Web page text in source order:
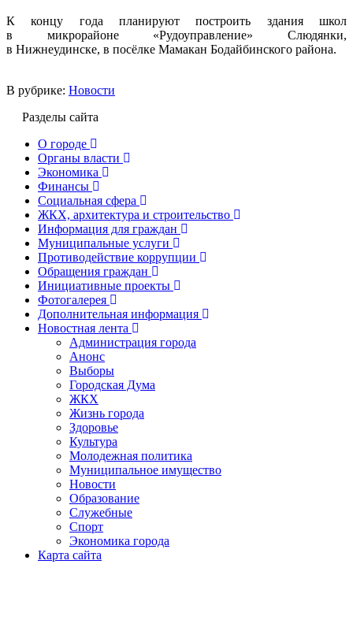
К концу года планируют построить здания школ
в микрорайоне «Рудоуправление» Слюдянки,
в Нижнеудинске, в посёлке Мамакан Бодайбинского района.
В рубрике: Новости
Разделы сайта
О городе
Органы власти
Экономика
Финансы
Социальная сфера
ЖКХ, архитектура и строительство
Информация для граждан
Муниципальные услуги
Противодействие коррупции
Обращения граждан
Инициативные проекты
Фотогалерея
Дополнительная информация
Новостная лента
Администрация города
Анонс
Выборы
Городская Дума
ЖКХ
Жизнь города
Здоровье
Культура
Молодежная политика
Муниципальное имущество
Новости
Образование
Служебные
Спорт
Экономика города
Карта сайта